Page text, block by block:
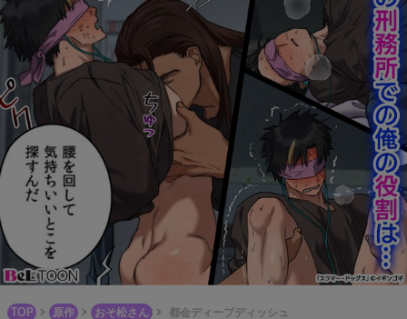
TOP 原作 おそ松さん 都会ディープディッシュ